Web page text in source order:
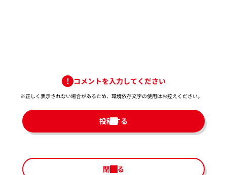
コメントを入力してください
※正しく表示されない場合があるため、環境依存文字の使用はお控えください。​
投稿する
閉じる